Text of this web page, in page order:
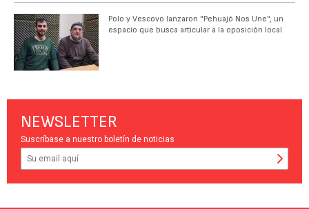
Polo y Vescovo lanzaron "Pehuajó Nos Une", un
espacio que busca articular a la oposición local
NEWSLETTER
Suscríbase a nuestro boletín de noticias